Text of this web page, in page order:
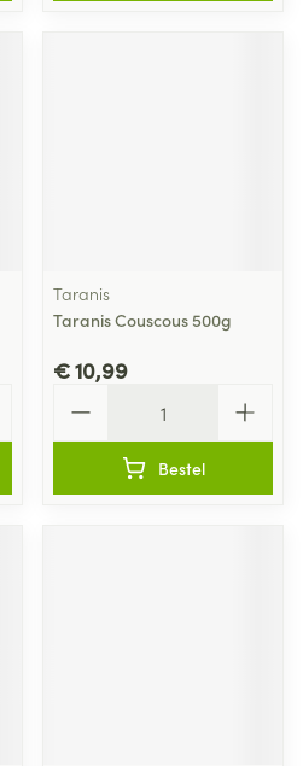
Taranis
Taranis Couscous 500g
€ 10,99
Bestel